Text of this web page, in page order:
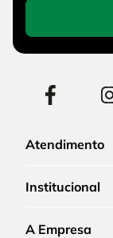
Atendimento
Institucional
A Empresa